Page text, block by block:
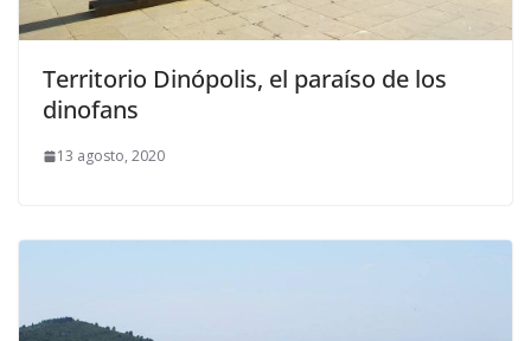
Territorio Dinópolis, el paraíso de los
dinofans
13 agosto, 2020